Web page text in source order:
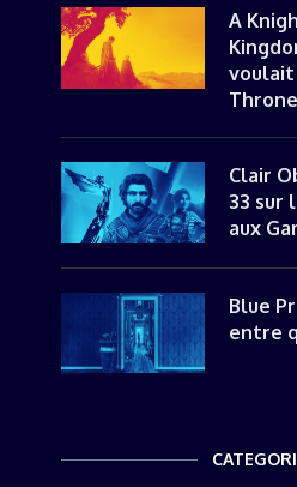
A
voulait
Clair
33 sur
aux
Blue
entre